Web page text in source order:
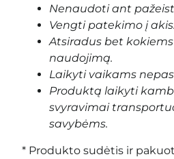
Nenaudoti ant
Vengti patekimo į akis.
Atsiradus bet
naudojimą.
Laikyti vaikams
Produktą laikyti
svyravimai
savybėms.
* Produkto sudėtis ir